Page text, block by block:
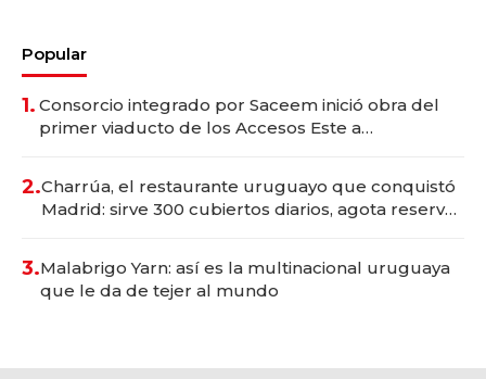
Popular
1. Consorcio integrado por Saceem inició obra del
primer viaducto de los Accesos Este a
2.Charrúa, el restaurante uruguayo que conquistó
Madrid: sirve 300 cubiertos diarios, agota reservas
3.Malabrigo Yarn: así es la multinacional uruguaya
que le da de tejer al mundo